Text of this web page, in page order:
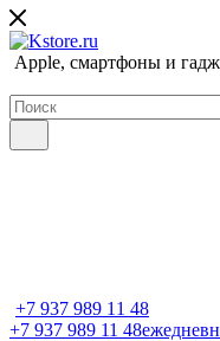
Apple, cмартфоны и
+7 937 989 11 48
+7 937 989 11 48